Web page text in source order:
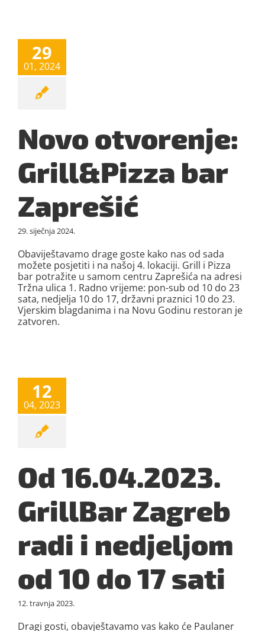
29
01, 2024
Novo otvorenje:
Grill&Pizza bar
Zaprešić
29. siječnja 2024.
Obaviještavamo drage goste kako nas od sada
možete posjetiti i na našoj 4. lokaciji. Grill i Pizza
bar potražite u samom centru Zaprešića na adresi
Tržna ulica 1. Radno vrijeme: pon-sub od 10 do 23
sata, nedjelja 10 do 17, državni praznici 10 do 23.
Vjerskim blagdanima i na Novu Godinu restoran je
zatvoren.
12
04, 2023
Od 16.04.2023.
GrillBar Zagreb
radi i nedjeljom
od 10 do 17 sati
12. travnja 2023.
Dragi gosti, obavještavamo vas kako će Paulaner